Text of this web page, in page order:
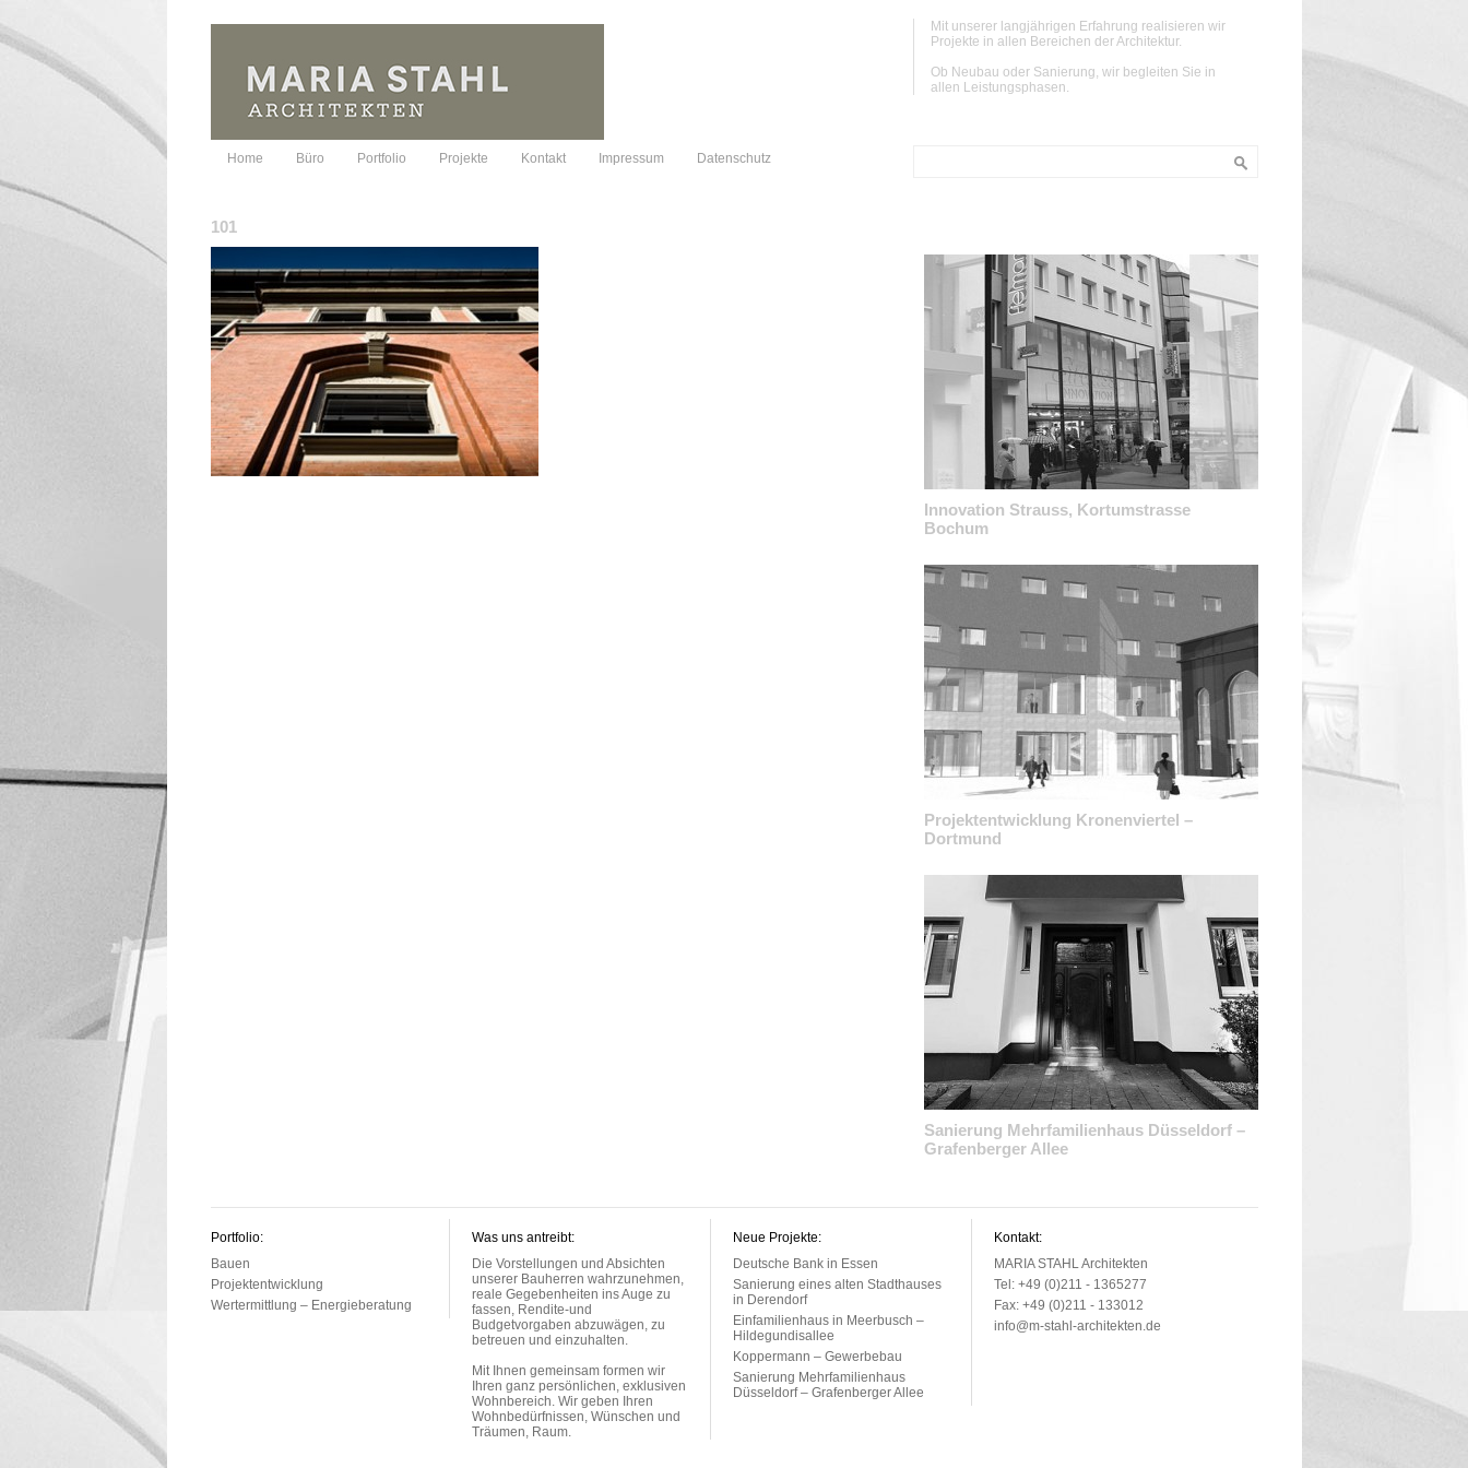
Mit unserer langjährigen Erfahrung realisieren wir
Projekte in allen Bereichen der Architektur.
Ob Neubau oder Sanierung, wir begleiten Sie in
allen Leistungsphasen.
Home Büro Portfolio Projekte Kontakt Impressum Datenschutz
101
Innovation Strauss, Kortumstrasse
Bochum
Projektentwicklung Kronenviertel –
Dortmund
Sanierung Mehrfamilienhaus Düsseldorf –
Grafenberger Allee
Portfolio:
Bauen
Projektentwicklung
Wertermittlung – Energieberatung
Was uns antreibt:
Die Vorstellungen und Absichten
unserer Bauherren wahrzunehmen,
reale Gegebenheiten ins Auge zu
fassen, Rendite-und
Budgetvorgaben abzuwägen, zu
betreuen und einzuhalten.
Mit Ihnen gemeinsam formen wir
Ihren ganz persönlichen, exklusiven
Wohnbereich. Wir geben Ihren
Wohnbedürfnissen, Wünschen und
Träumen, Raum.
Neue Projekte:
Deutsche Bank in Essen
Sanierung eines alten Stadthauses
in Derendorf
Einfamilienhaus in Meerbusch –
Hildegundisallee
Koppermann – Gewerbebau
Sanierung Mehrfamilienhaus
Düsseldorf – Grafenberger Allee
Kontakt:
MARIA STAHL Architekten
Tel: +49 (0)211 - 1365277
Fax: +49 (0)211 - 133012
info@m-stahl-architekten.de